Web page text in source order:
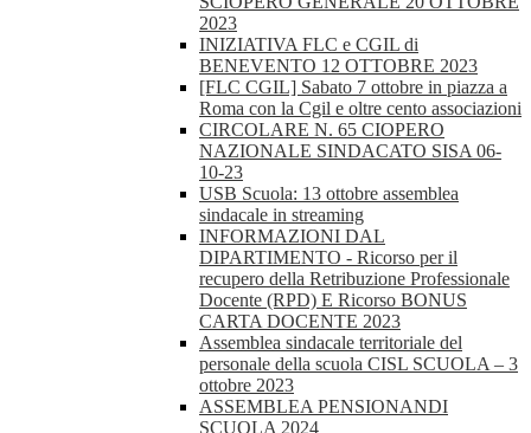
2023
INIZIATIVA FLC e CGIL di
BENEVENTO 12 OTTOBRE 2023
[FLC CGIL] Sabato 7 ottobre in piazza a
Roma con la Cgil e oltre cento associazioni
CIRCOLARE N. 65 CIOPERO
NAZIONALE SINDACATO SISA 06-
10-23
USB Scuola: 13 ottobre assemblea
sindacale in streaming
INFORMAZIONI DAL
DIPARTIMENTO - Ricorso per il
recupero della Retribuzione Professionale
Docente (RPD) E Ricorso BONUS
CARTA DOCENTE 2023
Assemblea sindacale territoriale del
personale della scuola CISL SCUOLA – 3
ottobre 2023
ASSEMBLEA PENSIONANDI
SCUOLA 2024